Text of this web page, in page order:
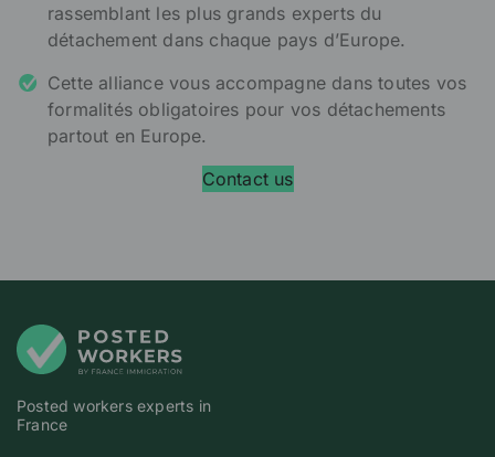
rassemblant les plus grands experts du
détachement dans chaque pays d’Europe.
Cette alliance vous accompagne dans toutes vos
formalités obligatoires pour vos détachements
partout en Europe.
Contact us
Posted workers experts in
France